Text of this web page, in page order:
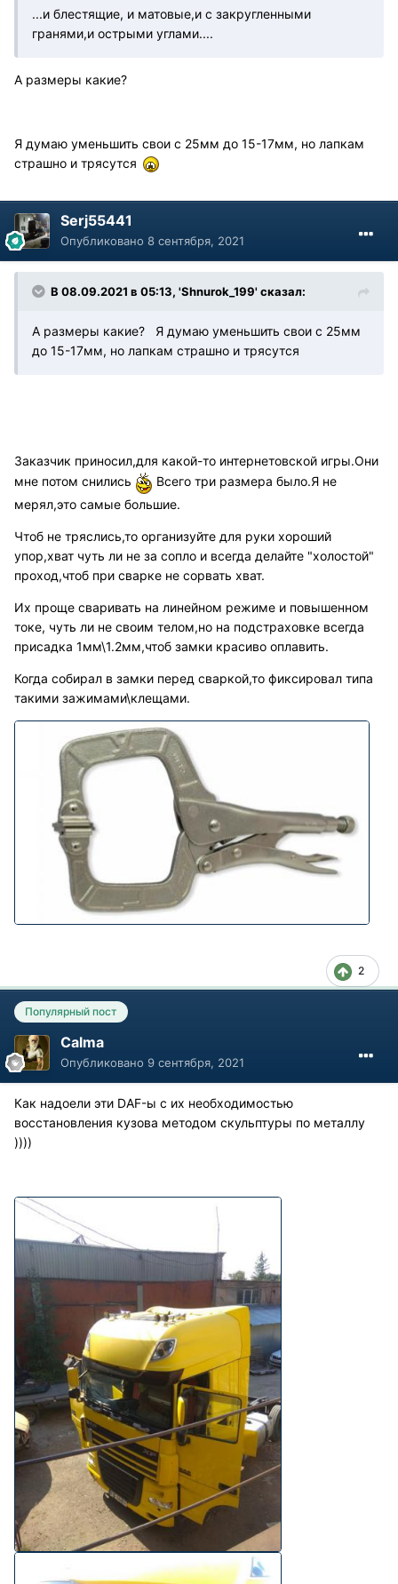
...и блестящие, и матовые,и с закругленными
гранями,и острыми углами....
А размеры какие?
Я думаю уменьшить свои с 25мм до 15-17мм, но лапкам
страшно и трясутся
Serj55441
Опубликовано 8 сентября, 2021
В 08.09.2021 в 05:13, 'Shnurok_199' сказал:
А размеры какие? Я думаю уменьшить свои с 25мм
до 15-17мм, но лапкам страшно и трясутся
Заказчик приносил,для какой-то интернетовской игры.Они
мне потом снились
Всего три размера было.Я не
мерял,это самые большие.
Чтоб не тряслись,то организуйте для руки хороший
упор,хват чуть ли не за сопло и всегда делайте "холостой"
проход,чтоб при сварке не сорвать хват.
Их проще сваривать на линейном режиме и повышенном
токе, чуть ли не своим телом,но на подстраховке всегда
присадка 1мм\1.2мм,чтоб замки красиво оплавить.
Когда собирал в замки перед сваркой,то фиксировал типа
такими зажимами\клещами.
2
Популярный пост
Calma
Опубликовано 9 сентября, 2021
Как надоели эти DAF-ы с их необходимостью
восстановления кузова методом скульптуры по металлу
))))